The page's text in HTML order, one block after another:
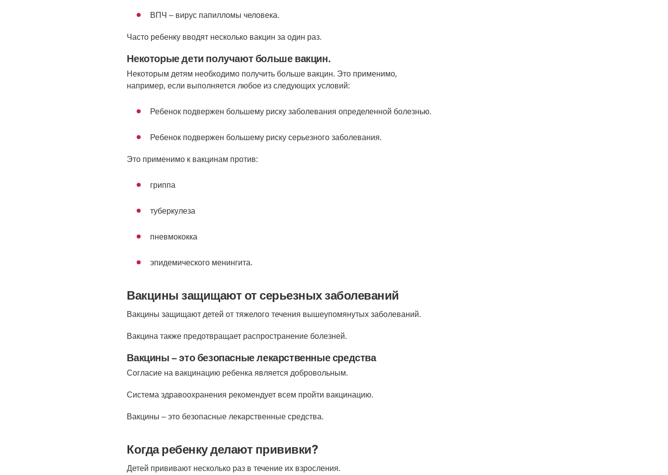
ВПЧ – вирус папилломы человека.
Часто ребенку вводят несколько вакцин за один раз.
Некоторые дети получают больше вакцин.
Некоторым детям необходимо получить больше вакцин. Это применимо,
например, если выполняется любое из следующих условий:
Ребенок подвержен большему риску заболевания определенной болезнью.
Ребенок подвержен большему риску серьезного заболевания.
Это применимо к вакцинам против:
гриппа
туберкулеза
пневмококка
эпидемического менингита.
Вакцины защищают от серьезных заболеваний
Вакцины защищают детей от тяжелого течения вышеупомянутых заболеваний.
Вакцина также предотвращает распространение болезней.
Вакцины – это безопасные лекарственные средства
Согласие на вакцинацию ребенка является добровольным.
Система здравоохранения рекомендует всем пройти вакцинацию.
Вакцины – это безопасные лекарственные средства.
Когда ребенку делают прививки?
Детей прививают несколько раз в течение их взросления.